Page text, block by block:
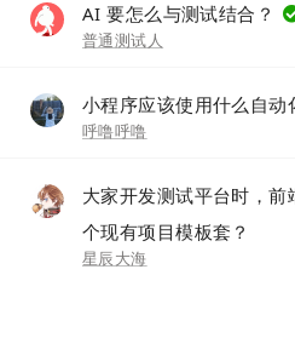
AI 要怎么与测试结合？
普通测试人
小程序应该使用什么自动
呼噜呼噜
大家开发测试平台时，
个现有项目模板套？
星辰大海